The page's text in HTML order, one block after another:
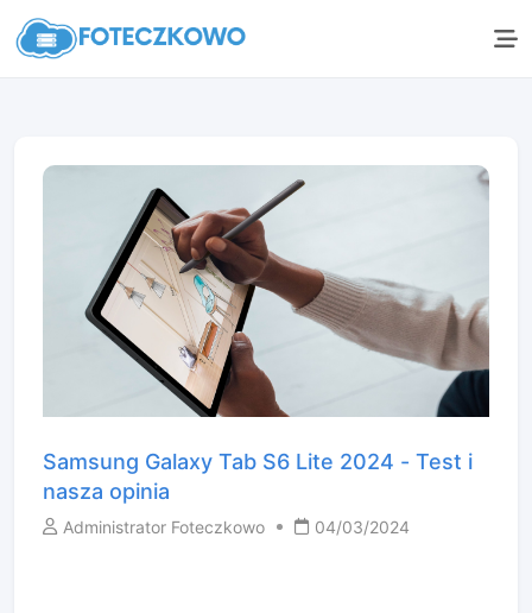
Samsung Galaxy Tab S6 Lite 2024 - Test i
nasza opinia
Administrator Foteczkowo 04/03/2024